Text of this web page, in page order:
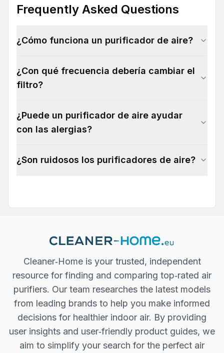
Frequently Asked Questions
¿Cómo funciona un purificador de aire?
¿Con qué frecuencia debería cambiar el
filtro?
¿Puede un purificador de aire ayudar
con las alergias?
¿Son ruidosos los purificadores de aire?
Cleaner‐Home is your trusted, independent
resource for finding and comparing top‐rated air
purifiers. Our team researches the latest models
from leading brands to help you make informed
decisions for healthier indoor air. By providing
user insights and user‐friendly product guides, we
aim to simplify your search for the perfect air